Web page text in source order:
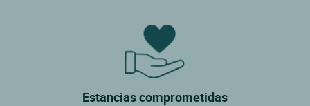
Estancias comprometidas